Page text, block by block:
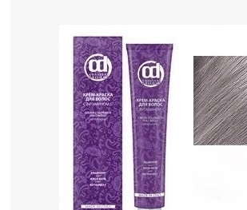
Маникюр
Одноразовая
Уход за кожей